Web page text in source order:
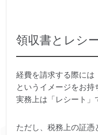
領収書とレシ
経費を請求する際には
というイメージをお持
実務上は「レシート」
ただし、税務上の証憑